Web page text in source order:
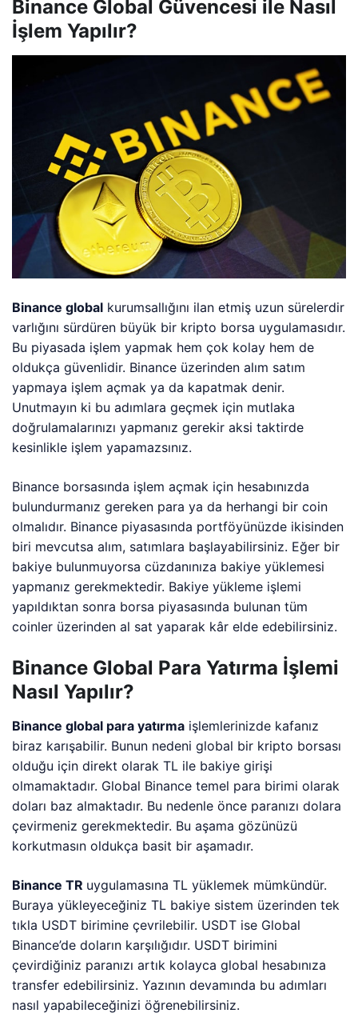
Binance Global Güvencesi ile Nasıl
İşlem Yapılır?
Binance global kurumsallığını ilan etmiş uzun sürelerdir
varlığını sürdüren büyük bir kripto borsa uygulamasıdır.
Bu piyasada işlem yapmak hem çok kolay hem de
oldukça güvenlidir. Binance üzerinden alım satım
yapmaya işlem açmak ya da kapatmak denir.
Unutmayın ki bu adımlara geçmek için mutlaka
doğrulamalarınızı yapmanız gerekir aksi taktirde
kesinlikle işlem yapamazsınız.
Binance borsasında işlem açmak için hesabınızda
bulundurmanız gereken para ya da herhangi bir coin
olmalıdır. Binance piyasasında portföyünüzde ikisinden
biri mevcutsa alım, satımlara başlayabilirsiniz. Eğer bir
bakiye bulunmuyorsa cüzdanınıza bakiye yüklemesi
yapmanız gerekmektedir. Bakiye yükleme işlemi
yapıldıktan sonra borsa piyasasında bulunan tüm
coinler üzerinden al sat yaparak kâr elde edebilirsiniz.
Binance Global Para Yatırma İşlemi
Nasıl Yapılır?
Binance global para yatırma işlemlerinizde kafanız
biraz karışabilir. Bunun nedeni global bir kripto borsası
olduğu için direkt olarak TL ile bakiye girişi
olmamaktadır. Global Binance temel para birimi olarak
doları baz almaktadır. Bu nedenle önce paranızı dolara
çevirmeniz gerekmektedir. Bu aşama gözünüzü
korkutmasın oldukça basit bir aşamadır.
Binance TR uygulamasına TL yüklemek mümkündür.
Buraya yükleyeceğiniz TL bakiye sistem üzerinden tek
tıkla USDT birimine çevrilebilir. USDT ise Global
Binance’de doların karşılığıdır. USDT birimini
çevirdiğiniz paranızı artık kolayca global hesabınıza
transfer edebilirsiniz. Yazının devamında bu adımları
nasıl yapabileceğinizi öğrenebilirsiniz.